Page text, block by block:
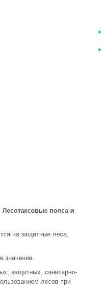
пояса и
на защитные леса,
значение.
защитных, санитарно-
лесов при